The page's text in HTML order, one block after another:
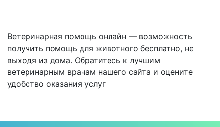
Ветеринарная помощь онлайн — возможность
получить помощь для животного бесплатно, не
выходя из дома. Обратитесь к лучшим
ветеринарным врачам нашего сайта и оцените
удобство оказания услуг